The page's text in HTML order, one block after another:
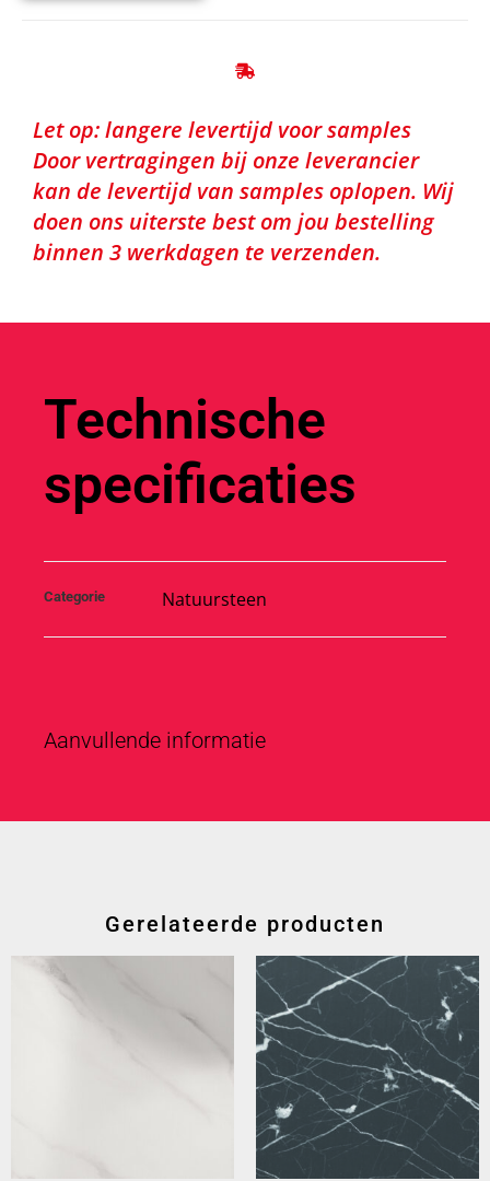
Let op: langere levertijd voor samples
Door vertragingen bij onze leverancier
kan de levertijd van samples oplopen. Wij
doen ons uiterste best om jou bestelling
binnen 3 werkdagen te verzenden.
Technische
specificaties
Categorie Natuursteen
Aanvullende informatie
Gerelateerde producten